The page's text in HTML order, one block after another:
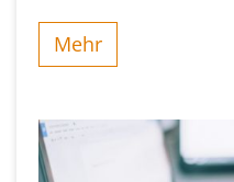
Mehr